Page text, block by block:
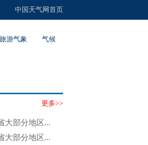
中国天气网首页
旅游气象 气候
更多>>
大部分地区...
大部分地区...